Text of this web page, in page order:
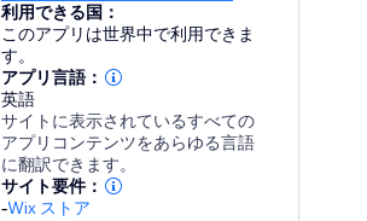
利用できる国：
このアプリは世界中で利用できま
す。
アプリ言語：
英語
サイトに表示されているすべての
アプリコンテンツをあらゆる言語
に翻訳できます。
サイト要件：
-Wix ストア